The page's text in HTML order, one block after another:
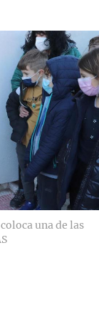
una de las